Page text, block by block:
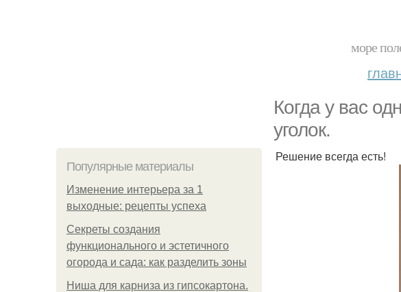
море
Когда у вас
уголок.
Популярные материалы
Изменение интерьера за 1
выходные: рецепты успеха
Секреты создания
функционального и эстетичного
огорода и сада: как разделить зоны
Ниша для карниза из гипсокартона.
Решение всегда есть!